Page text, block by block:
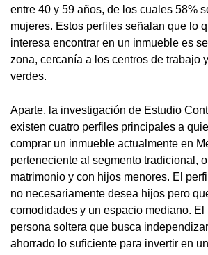
entre 40 y 59 años, de los cuales 58%
mujeres. Estos perfiles señalan que lo
interesa encontrar en un inmueble es
zona, cercanía a los centros de trabajo
verdes.
Aparte, la investigación de Estudio
existen cuatro perfiles principales a
comprar un inmueble actualmente en
perteneciente al segmento tradicional,
matrimonio y con hijos menores. El
no necesariamente desea hijos pero
comodidades y un espacio mediano. El
persona soltera que busca
ahorrado lo suficiente para invertir en